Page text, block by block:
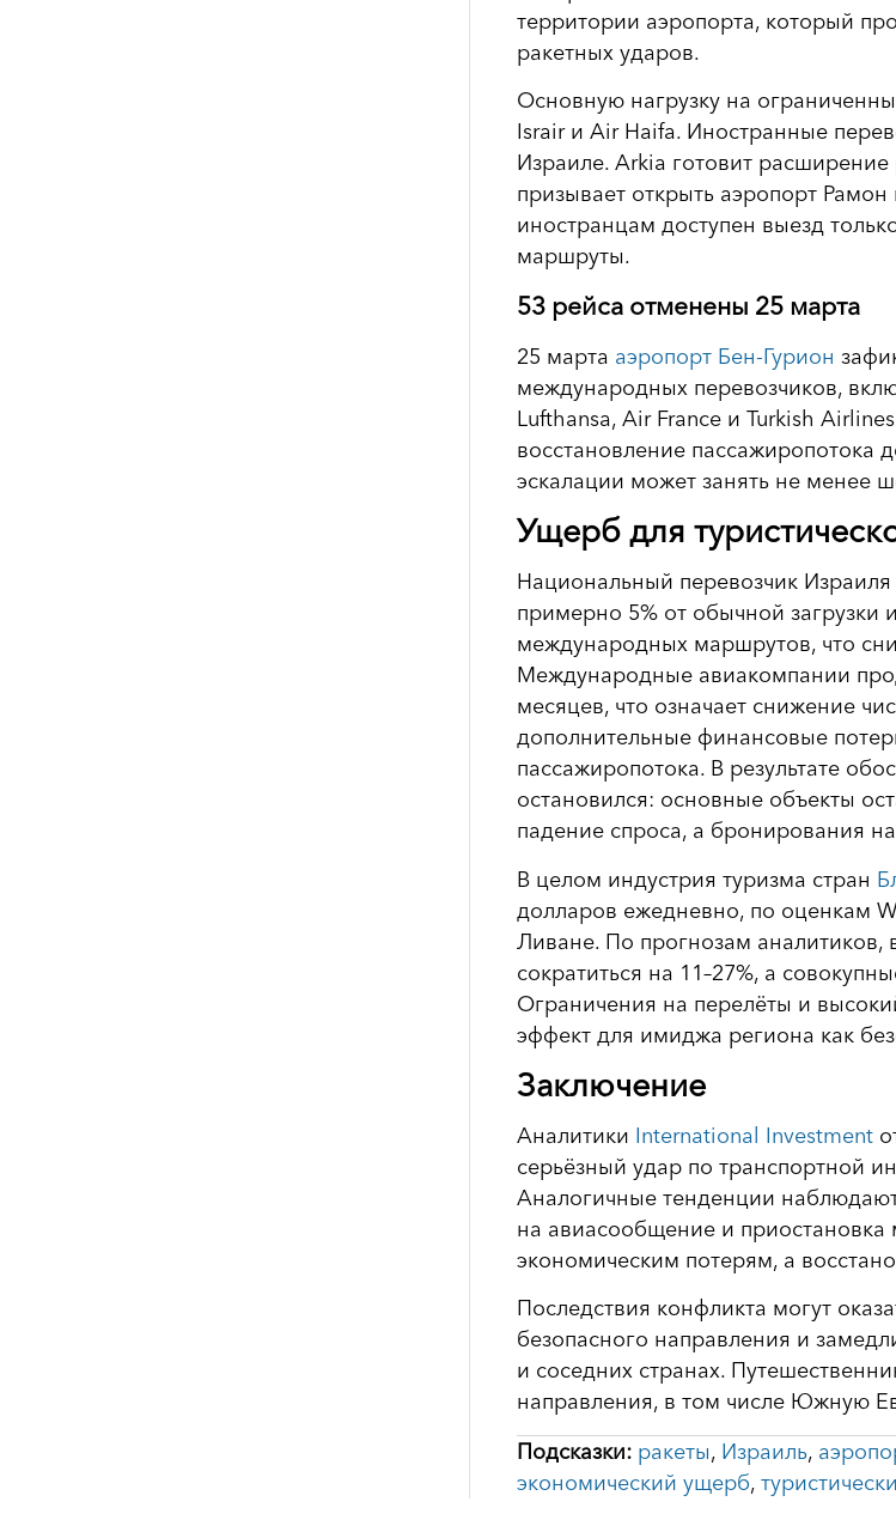
территории аэропорта, который
ракетных ударов.
Основную нагрузку на
Israir и Air Haifa. Иностранные
Израиле. Arkia готовит
призывает открыть аэропорт
иностранцам доступен выезд
маршруты.
53 рейса отменены 25 марта
25 марта аэропорт Бен-Гурион
международных перевозчиков,
Lufthansa, Air France и Turkish
восстановление пассажиропотока
эскалации может занять не менее
Ущерб для
Национальный перевозчик Израиля
примерно 5% от обычной загрузки
международных маршрутов, что
Международные авиакомпании
месяцев, что означает снижение
дополнительные финансовые
пассажиропотока. В результате
остановился: основные объекты
падение спроса, а бронирования
В целом индустрия туризма стран
долларов ежедневно, по оценкам
Ливане. По прогнозам аналитиков,
сократиться на 11–27%, а
Ограничения на перелёты и
эффект для имиджа региона как
Заключение
Аналитики International Investment
серьёзный удар по транспортной
Аналогичные тенденции
на авиасообщение и
экономическим потерям, а
Последствия конфликта могут
безопасного направления и
и соседних странах.
направления, в том числе Южную
Подсказки: ракеты, Израиль,
экономический ущерб,